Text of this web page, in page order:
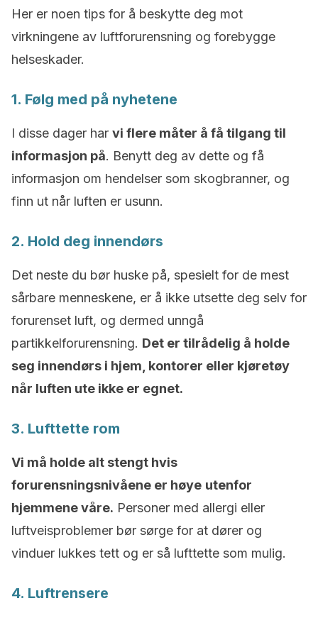
Her er noen tips for å beskytte deg mot
virkningene av luftforurensning og forebygge
helseskader.
1. Følg med på nyhetene
I disse dager har vi flere måter å få tilgang til
informasjon på. Benytt deg av dette og få
informasjon om hendelser som skogbranner, og
finn ut når luften er usunn.
2. Hold deg innendørs
Det neste du bør huske på, spesielt for de mest
sårbare menneskene, er å ikke utsette deg selv for
forurenset luft, og dermed unngå
partikkelforurensning. Det er tilrådelig å holde
seg innendørs i hjem, kontorer eller kjøretøy
når luften ute ikke er egnet.
3. Lufttette rom
Vi må holde alt stengt hvis
forurensningsnivåene er høye utenfor
hjemmene våre. Personer med allergi eller
luftveisproblemer bør sørge for at dører og
vinduer lukkes tett og er så lufttette som mulig.
4. Luftrensere